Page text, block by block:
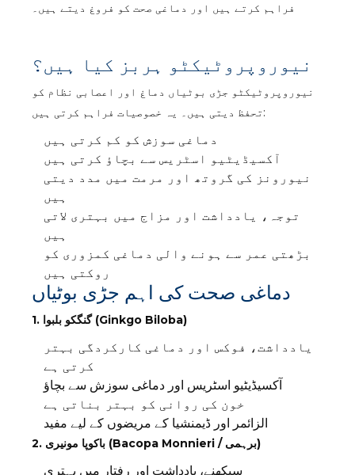
فراہم کرتے ہیں اور دماغی صحت کو فروغ دیتے ہیں۔
نیوروپروٹیکٹو ہربز کیا ہیں؟
نیوروپروٹیکٹو جڑی بوٹیاں دماغ اور اعصابی نظام کو
تحفظ دیتی ہیں۔ یہ خصوصیات فراہم کرتی ہیں:
دماغی سوزش کو کم کرتی ہیں
آکسیڈیٹیو اسٹریس سے بچاؤ کرتی ہیں
نیورونز کی گروتھ اور مرمت میں مدد دیتی
ہیں
توجہ، یادداشت اور مزاج میں بہتری لاتی
ہیں
بڑھتی عمر سے ہونے والی دماغی کمزوری کو
روکتی ہیں
دماغی صحت کی اہم جڑی بوٹیاں
1. گنگکو بلبوا (Ginkgo Biloba)
یادداشت، فوکس اور دماغی کارکردگی بہتر
کرتی ہے
آکسیڈیٹیو اسٹریس اور دماغی سوزش سے بچاؤ
خون کی روانی کو بہتر بناتی ہے
الزائمر اور ڈیمنشیا کے مریضوں کے لیے مفید
2. باکوپا مونیری (Bacopa Monnieri / برہمی)
سیکھنے، یادداشت اور رفتار میں بہتری